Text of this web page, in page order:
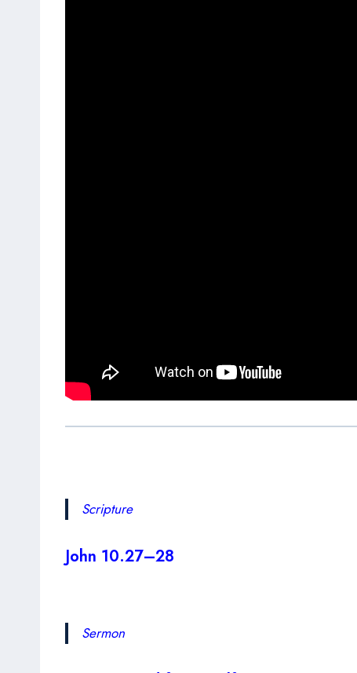
Scripture
John 10.27–28
Sermon